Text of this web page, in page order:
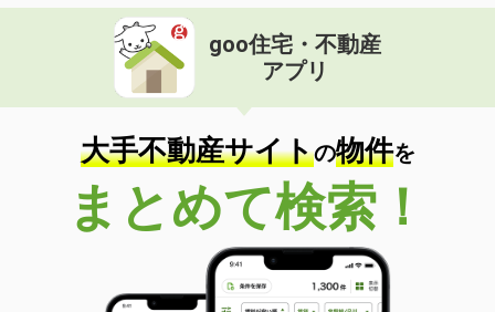
goo住宅・不動産
アプリ
大手不動産サイトの物件を
まとめて検索！